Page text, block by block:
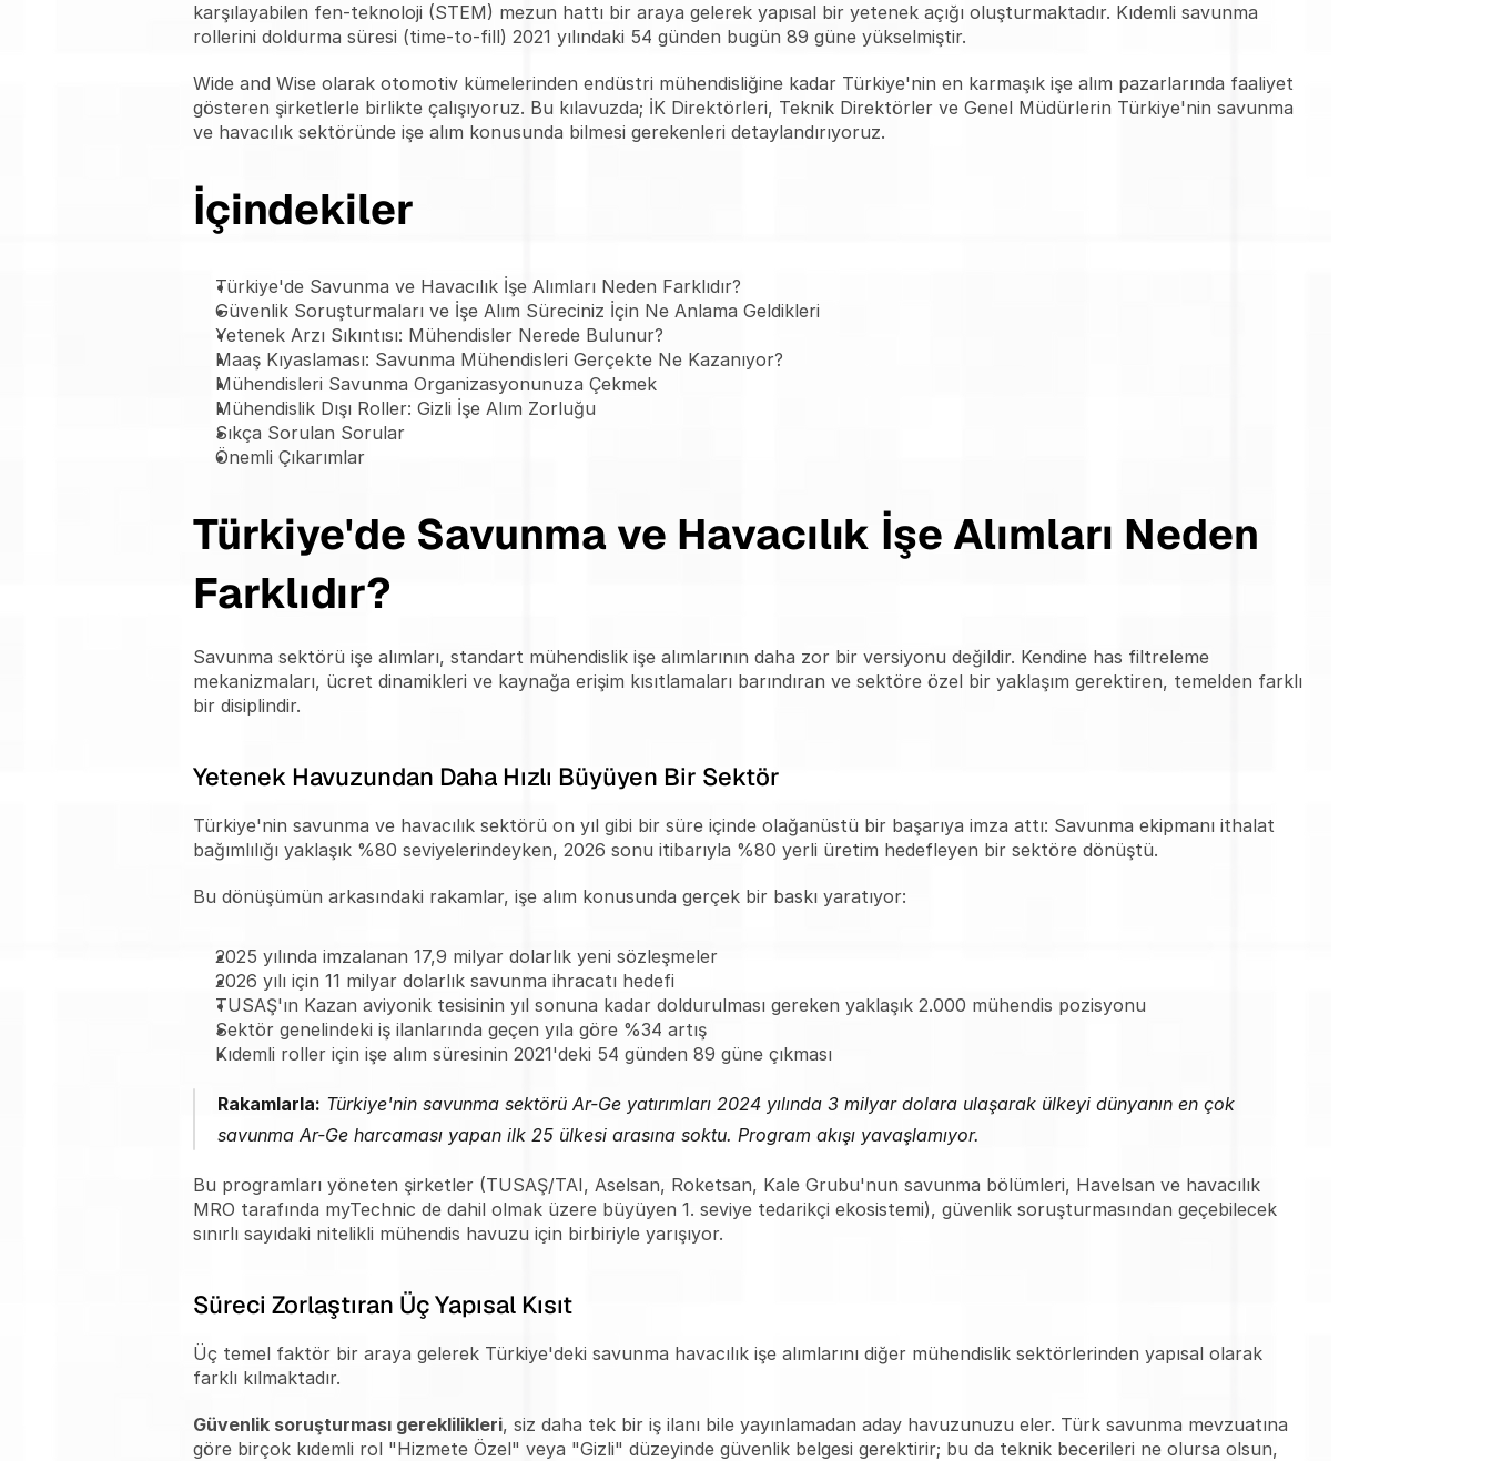
karşılayabilen fen-teknoloji (STEM) mezun hattı bir araya gelerek yapısal bir yetenek açığı oluşturmaktadır. Kıdemli savunma
rollerini doldurma süresi (time-to-fill) 2021 yılındaki 54 günden bugün 89 güne yükselmiştir.
Wide and Wise olarak otomotiv kümelerinden endüstri mühendisliğine kadar Türkiye'nin en karmaşık işe alım pazarlarında faaliyet
gösteren şirketlerle birlikte çalışıyoruz. Bu kılavuzda; İK Direktörleri, Teknik Direktörler ve Genel Müdürlerin Türkiye'nin savunma
ve havacılık sektöründe işe alım konusunda bilmesi gerekenleri detaylandırıyoruz.
İçindekiler
Türkiye'de Savunma ve Havacılık İşe Alımları Neden Farklıdır?
Güvenlik Soruşturmaları ve İşe Alım Süreciniz İçin Ne Anlama Geldikleri
Yetenek Arzı Sıkıntısı: Mühendisler Nerede Bulunur?
Maaş Kıyaslaması: Savunma Mühendisleri Gerçekte Ne Kazanıyor?
Mühendisleri Savunma Organizasyonunuza Çekmek
Mühendislik Dışı Roller: Gizli İşe Alım Zorluğu
Sıkça Sorulan Sorular
Önemli Çıkarımlar
Türkiye'de Savunma ve Havacılık İşe Alımları Neden
Farklıdır?
Savunma sektörü işe alımları, standart mühendislik işe alımlarının daha zor bir versiyonu değildir. Kendine has filtreleme
mekanizmaları, ücret dinamikleri ve kaynağa erişim kısıtlamaları barındıran ve sektöre özel bir yaklaşım gerektiren, temelden farklı
bir disiplindir.
Yetenek Havuzundan Daha Hızlı Büyüyen Bir Sektör
Türkiye'nin savunma ve havacılık sektörü on yıl gibi bir süre içinde olağanüstü bir başarıya imza attı: Savunma ekipmanı ithalat
bağımlılığı yaklaşık %80 seviyelerindeyken, 2026 sonu itibarıyla %80 yerli üretim hedefleyen bir sektöre dönüştü.
Bu dönüşümün arkasındaki rakamlar, işe alım konusunda gerçek bir baskı yaratıyor:
2025 yılında imzalanan 17,9 milyar dolarlık yeni sözleşmeler
2026 yılı için 11 milyar dolarlık savunma ihracatı hedefi
TUSAŞ'ın Kazan aviyonik tesisinin yıl sonuna kadar doldurulması gereken yaklaşık 2.000 mühendis pozisyonu
Sektör genelindeki iş ilanlarında geçen yıla göre %34 artış
Kıdemli roller için işe alım süresinin 2021'deki 54 günden 89 güne çıkması
Rakamlarla: Türkiye'nin savunma sektörü Ar-Ge yatırımları 2024 yılında 3 milyar dolara ulaşarak ülkeyi dünyanın en çok
savunma Ar-Ge harcaması yapan ilk 25 ülkesi arasına soktu. Program akışı yavaşlamıyor.
Bu programları yöneten şirketler (TUSAŞ/TAI, Aselsan, Roketsan, Kale Grubu'nun savunma bölümleri, Havelsan ve havacılık
MRO tarafında myTechnic de dahil olmak üzere büyüyen 1. seviye tedarikçi ekosistemi), güvenlik soruşturmasından geçebilecek
sınırlı sayıdaki nitelikli mühendis havuzu için birbiriyle yarışıyor.
Süreci Zorlaştıran Üç Yapısal Kısıt
Üç temel faktör bir araya gelerek Türkiye'deki savunma havacılık işe alımlarını diğer mühendislik sektörlerinden yapısal olarak
farklı kılmaktadır.
Güvenlik soruşturması gereklilikleri, siz daha tek bir iş ilanı bile yayınlamadan aday havuzunuzu eler. Türk savunma mevzuatına
göre birçok kıdemli rol "Hizmete Özel" veya "Gizli" düzeyinde güvenlik belgesi gerektirir; bu da teknik becerileri ne olursa olsun,